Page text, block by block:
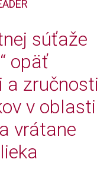
súťaže
opäť
a zručnosti
v oblasti
vrátane